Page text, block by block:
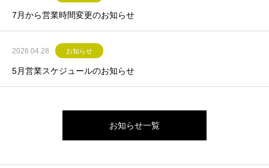
7月から営業時間変更のお知らせ
2026.04.28 お知らせ
5月営業スケジュールのお知らせ
お知らせ一覧